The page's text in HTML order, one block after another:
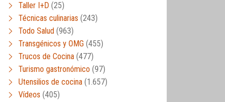
Taller I+D (25)
Técnicas culinarias (243)
Todo Salud (963)
Transgénicos y OMG (455)
Trucos de Cocina (477)
Turismo gastronómico (97)
Utensilios de cocina (1.657)
Vídeos (405)